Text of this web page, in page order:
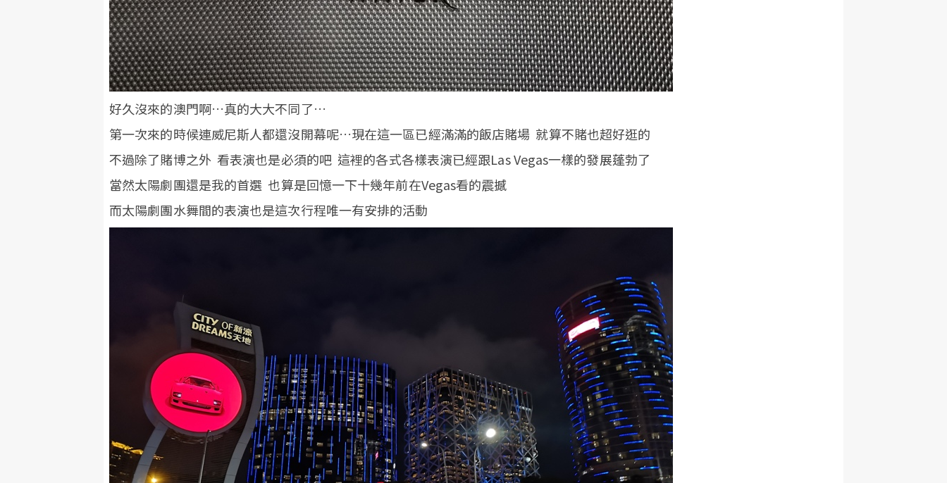
好久沒來的澳門啊…真的大大不同了…
第一次來的時候連威尼斯人都還沒開幕呢…現在這一區已經滿滿的飯店賭場 就算不賭也超好逛的
不過除了賭博之外 看表演也是必須的吧 這裡的各式各樣表演已經跟Las Vegas一樣的發展蓬勃了
當然太陽劇團還是我的首選 也算是回憶一下十幾年前在Vegas看的震撼
而太陽劇團水舞間的表演也是這次行程唯一有安排的活動